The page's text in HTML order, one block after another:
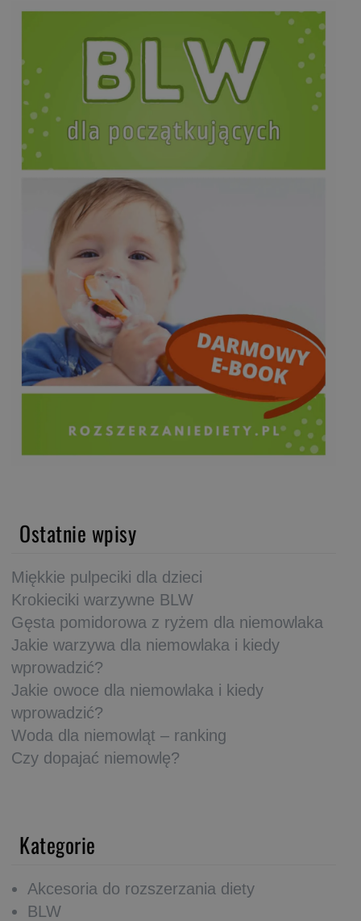
Ostatnie wpisy
Miękkie pulpeciki dla dzieci
Krokieciki warzywne BLW
Gęsta pomidorowa z ryżem dla niemowlaka
Jakie warzywa dla niemowlaka i kiedy
wprowadzić?
Jakie owoce dla niemowlaka i kiedy
wprowadzić?
Woda dla niemowląt – ranking
Czy dopajać niemowlę?
Kategorie
Akcesoria do rozszerzania diety
BLW